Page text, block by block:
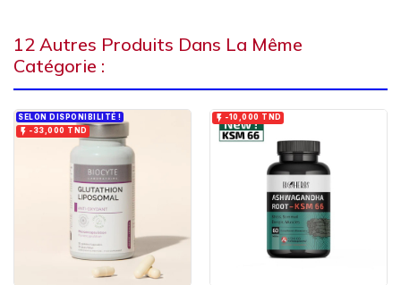
12 Autres Produits Dans La Même
Catégorie :
SELON DISPONIBILITÉ !
 -33,000 TND
 -10,000 TND